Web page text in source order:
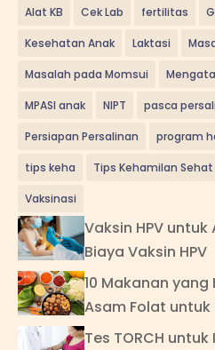
Alat KB Cek Lab fertilitas
Kesehatan Anak Laktasi
Masalah pada Momsui
MPASI anak NIPT pasca
Persiapan Persalinan program
tips keha Tips Kehamilan Sehat
Vaksinasi
Vaksin HPV
Biaya Vaksin HPV
10 Makanan
Asam Folat untuk
Tes TORCH